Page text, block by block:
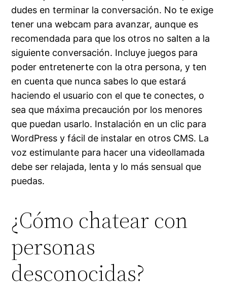
dudes en terminar la conversación. No te exige
tener una webcam para avanzar, aunque es
recomendada para que los otros no salten a la
siguiente conversación. Incluye juegos para
poder entretenerte con la otra persona, y ten
en cuenta que nunca sabes lo que estará
haciendo el usuario con el que te conectes, o
sea que máxima precaución por los menores
que puedan usarlo. Instalación en un clic para
WordPress y fácil de instalar en otros CMS. La
voz estimulante para hacer una videollamada
debe ser relajada, lenta y lo más sensual que
puedas.
¿Cómo chatear con
personas
desconocidas?